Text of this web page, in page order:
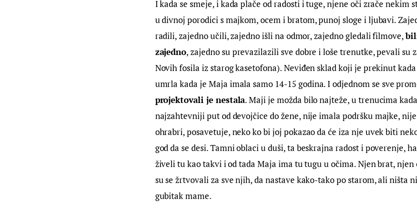
I kada se smeje, i kada plače od radosti i tuge, njene oči zrače nekim
u divnoj porodici s majkom, ocem i bratom, punoj sloge i ljubavi.
radili, zajedno učili, zajedno išli na odmor, zajedno gledali filmove,
zajedno, zajedno su prevazilazili sve dobre i loše trenutke, pevali su
Novih fosila iz starog kasetofona). Neviđen sklad koji je prekinut
umrla kada je Maja imala samo 14-15 godina. I odjednom se sve
projektovali je nestala. Maji je možda bilo najteže, u trenucima
najzahtevniji put od devojčice do žene, nije imala podršku majke,
ohrabri, posavetuje, neko ko bi joj pokazao da će iza nje uvek biti
god da se desi. Tamni oblaci u duši, ta beskrajna radost i poverenje,
živeli tu kao takvi i od tada Maja ima tu tugu u očima. Njen brat, njen
su se žrtvovali za sve njih, da nastave kako-tako po starom, ali ništa
gubitak mame.